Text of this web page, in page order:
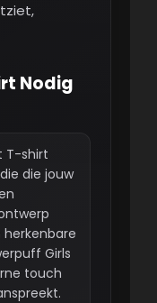
Nodig
T-shirt
die jouw
Girls
touch